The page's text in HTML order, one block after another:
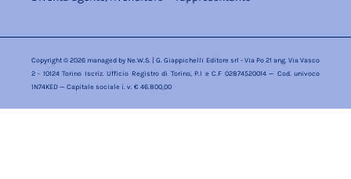
Copyright © 2026 managed by Ne.W.S. | G. Giappichelli Editore srl - Via Po 21 ang. Via Vasco
2 - 10124 Torino Iscriz. Ufficio Registro di Torino, P.I e C.F 02874520014 — Cod. univoco
1N74KED — Capitale sociale i. v. € 46.800,00